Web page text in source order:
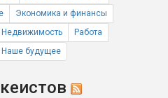
Экономика и финансы
Недвижимость
Работа
Наше будущее